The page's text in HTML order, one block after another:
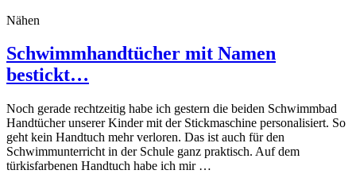
September
2017
Nähen
Schwimmhandtücher mit Namen
bestickt…
Noch gerade rechtzeitig habe ich gestern die beiden Schwimmbad
Handtücher unserer Kinder mit der Stickmaschine personalisiert. So
geht kein Handtuch mehr verloren. Das ist auch für den
Schwimmunterricht in der Schule ganz praktisch. Auf dem
türkisfarbenen Handtuch habe ich mir …